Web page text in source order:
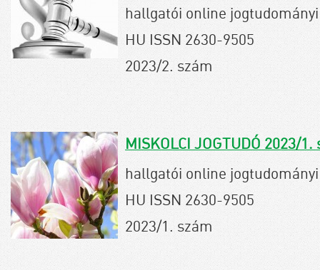
hallgatói online
HU ISSN 2630-9505
2023/2. szám
MISKOLCI JOGTUDÓ 2023/
hallgatói online
HU ISSN 2630-9505
2023/1. szám